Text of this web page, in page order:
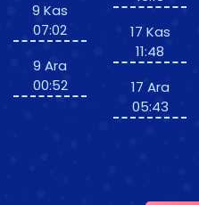
9 Kas
07:02
9 Ara
00:52
17 Kas
11:48
17 Ara
05:43